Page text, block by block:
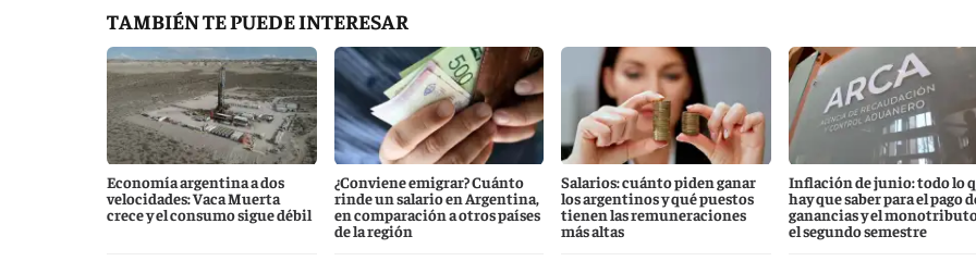
TAMBIÉN TE PUEDE INTERESAR
Economía argentina a dos
velocidades: Vaca Muerta
crece y el consumo sigue débil
¿Conviene emigrar? Cuánto
rinde un salario en Argentina,
en comparación a otros países
de la región
Salarios: cuánto piden ganar
los argentinos y qué puestos
tienen las remuneraciones
más altas
Inflación de junio: todo lo
hay que saber para el pago
ganancias y el
el segundo semestre